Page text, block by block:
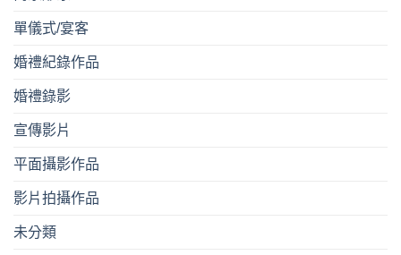
單儀式/宴客
婚禮紀錄作品
婚禮錄影
宣傳影片
平⾯攝影作品
影片拍攝作品
未分類